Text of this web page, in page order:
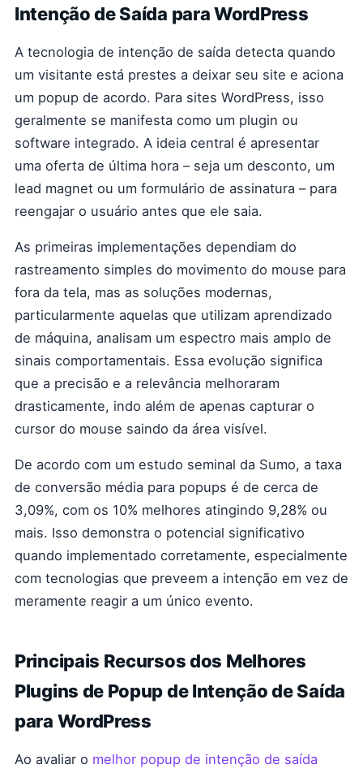
Intenção de Saída para WordPress
A tecnologia de intenção de saída detecta quando
um visitante está prestes a deixar seu site e aciona
um popup de acordo. Para sites WordPress, isso
geralmente se manifesta como um plugin ou
software integrado. A ideia central é apresentar
uma oferta de última hora – seja um desconto, um
lead magnet ou um formulário de assinatura – para
reengajar o usuário antes que ele saia.
As primeiras implementações dependiam do
rastreamento simples do movimento do mouse para
fora da tela, mas as soluções modernas,
particularmente aquelas que utilizam aprendizado
de máquina, analisam um espectro mais amplo de
sinais comportamentais. Essa evolução significa
que a precisão e a relevância melhoraram
drasticamente, indo além de apenas capturar o
cursor do mouse saindo da área visível.
De acordo com um estudo seminal da Sumo, a taxa
de conversão média para popups é de cerca de
3,09%, com os 10% melhores atingindo 9,28% ou
mais. Isso demonstra o potencial significativo
quando implementado corretamente, especialmente
com tecnologias que preveem a intenção em vez de
meramente reagir a um único evento.
Principais Recursos dos Melhores
Plugins de Popup de Intenção de Saída
para WordPress
Ao avaliar o melhor popup de intenção de saída